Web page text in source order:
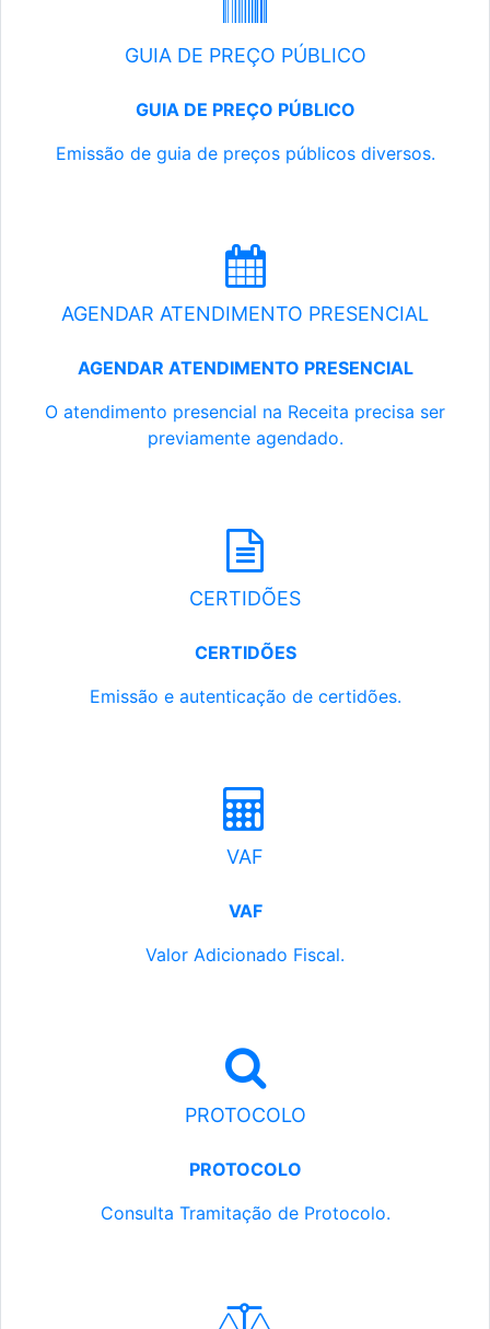
GUIA DE PREÇO PÚBLICO
GUIA DE PREÇO PÚBLICO
Emissão de guia de preços públicos diversos.
AGENDAR ATENDIMENTO PRESENCIAL
AGENDAR ATENDIMENTO PRESENCIAL
O atendimento presencial na Receita precisa ser
previamente agendado.
CERTIDÕES
CERTIDÕES
Emissão e autenticação de certidões.
VAF
VAF
Valor Adicionado Fiscal.
PROTOCOLO
PROTOCOLO
Consulta Tramitação de Protocolo.